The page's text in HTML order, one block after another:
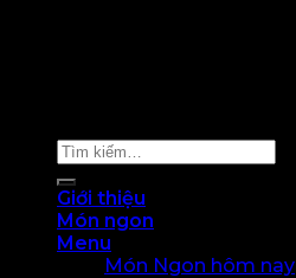
Tìm
kiếm:
Giới thiệu
Món ngon
Menu
Món Ngon hôm nay